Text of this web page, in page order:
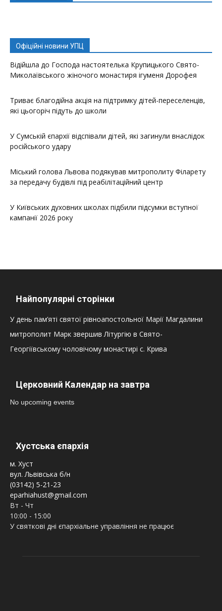
Офіційні новини УПЦ
Відійшла до Господа настоятелька Крупицького Свято-
Миколаївського жіночого монастиря ігуменя Дорофея
Триває благодійна акція на підтримку дітей-переселенців,
які цьогоріч підуть до школи
У Сумській єпархії відспівали дітей, які загинули внаслідок
російського удару
Міський голова Львова подякував митрополиту Філарету
за передачу будівлі під реабілітаційний центр
У Київських духовних школах підбили підсумки вступної
кампанії 2026 року
Найпопулярні сторінки
У день пам’яті святої рівноапостольної Марії Магдалини
митрополит Марк звершив Літургію в Свято-
Георгіївському чоловічому монастирі с. Крива
Церковний Календар на завтра
No upcoming events
Хустська єпархія
м. Хуст
вул. Львівська б/н
(03142) 5-21-23
eparhiahust@gmail.com
Вт - Чт
10:00 - 15:00
У святкові дні єпархіальне управління не працює